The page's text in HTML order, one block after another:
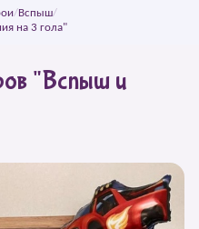
/Вспыш/
на 3 гола"
"Вспыш и